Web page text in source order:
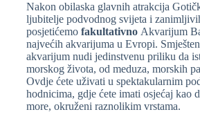
Nakon obilaska glavnih atrakcija
ljubitelje podvodnog svijeta i
posjetićemofakultativnoAkvarijum
najvećih akvarijuma u Evropi.
akvarijum nudi jedinstvenu priliku da
morskog života, od meduza, morskih
Ovdje ćete uživati u spektakularnim
hodnicima, gdje ćete imati osjećaj kao
more, okruženi raznolikim vrstama.